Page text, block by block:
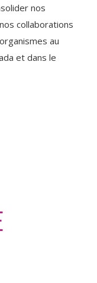
nos
collaborations
au
et dans le